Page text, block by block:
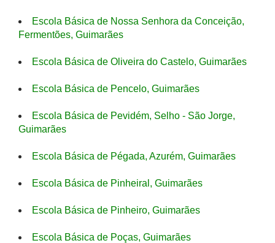
Escola Básica de Nossa Senhora da Conceição,
Fermentões, Guimarães
Escola Básica de Oliveira do Castelo, Guimarães
Escola Básica de Pencelo, Guimarães
Escola Básica de Pevidém, Selho - São Jorge,
Guimarães
Escola Básica de Pégada, Azurém, Guimarães
Escola Básica de Pinheiral, Guimarães
Escola Básica de Pinheiro, Guimarães
Escola Básica de Poças, Guimarães